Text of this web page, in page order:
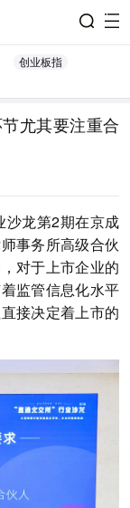
创业板指
尤其要注重合
沙龙第2期在京成
事务所高级合伙
对于上市企业的
监管信息化水平
接决定着上市的